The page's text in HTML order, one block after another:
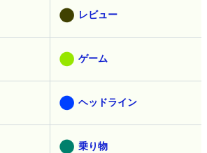
レビュー
ゲーム
ヘッドライン
乗り物